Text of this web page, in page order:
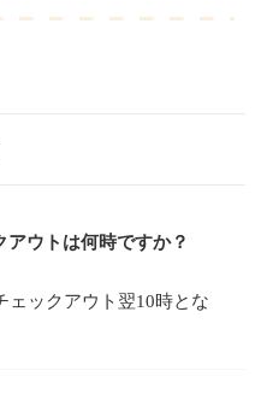
ウトは何時ですか？
ェックアウト翌10時とな